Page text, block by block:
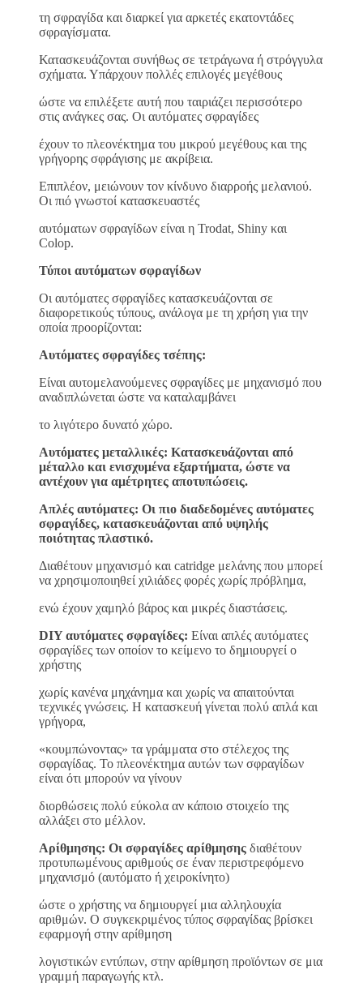
τη σφραγίδα και διαρκεί για αρκετές εκατοντάδες
σφραγίσματα.
Κατασκευάζονται συνήθως σε τετράγωνα ή στρόγγυλα
σχήματα. Υπάρχουν πολλές επιλογές μεγέθους
ώστε να επιλέξετε αυτή που ταιριάζει περισσότερο
στις ανάγκες σας. Οι αυτόματες σφραγίδες
έχουν το πλεονέκτημα του μικρού μεγέθους και της
γρήγορης σφράγισης με ακρίβεια.
Επιπλέον, μειώνουν τον κίνδυνο διαρροής μελανιού.
Οι πιό γνωστοί κατασκευαστές
αυτόματων σφραγίδων είναι η Trodat, Shiny και
Colop.
Τύποι αυτόματων σφραγίδων
Οι αυτόματες σφραγίδες κατασκευάζονται σε
διαφορετικούς τύπους, ανάλογα με τη χρήση για την
οποία προορίζονται:
Αυτόματες σφραγίδες τσέπης:
Είναι αυτομελανούμενες σφραγίδες με μηχανισμό που
αναδιπλώνεται ώστε να καταλαμβάνει
το λιγότερο δυνατό χώρο.
Αυτόματες μεταλλικές: Κατασκευάζονται από
μέταλλο και ενισχυμένα εξαρτήματα, ώστε να
αντέχουν για αμέτρητες αποτυπώσεις.
Απλές αυτόματες: Οι πιο διαδεδομένες αυτόματες
σφραγίδες, κατασκευάζονται από υψηλής
ποιότητας πλαστικό.
Διαθέτουν μηχανισμό και catridge μελάνης που μπορεί
να χρησιμοποιηθεί χιλιάδες φορές χωρίς πρόβλημα,
ενώ έχουν χαμηλό βάρος και μικρές διαστάσεις.
DIY αυτόματες σφραγίδες: Είναι απλές αυτόματες
σφραγίδες των οποίον το κείμενο το δημιουργεί ο
χρήστης
χωρίς κανένα μηχάνημα και χωρίς να απαιτούνται
τεχνικές γνώσεις. Η κατασκευή γίνεται πολύ απλά και
γρήγορα,
«κουμπώνοντας» τα γράμματα στο στέλεχος της
σφραγίδας. Το πλεονέκτημα αυτών των σφραγίδων
είναι ότι μπορούν να γίνουν
διορθώσεις πολύ εύκολα αν κάποιο στοιχείο της
αλλάξει στο μέλλον.
Αρίθμησης: Οι σφραγίδες αρίθμησης διαθέτουν
προτυπωμένους αριθμούς σε έναν περιστρεφόμενο
μηχανισμό (αυτόματο ή χειροκίνητο)
ώστε ο χρήστης να δημιουργεί μια αλληλουχία
αριθμών. Ο συγκεκριμένος τύπος σφραγίδας βρίσκει
εφαρμογή στην αρίθμηση
λογιστικών εντύπων, στην αρίθμηση προϊόντων σε μια
γραμμή παραγωγής κτλ.